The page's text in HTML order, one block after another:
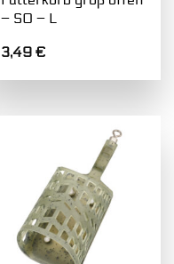
– SO – L
3,49€